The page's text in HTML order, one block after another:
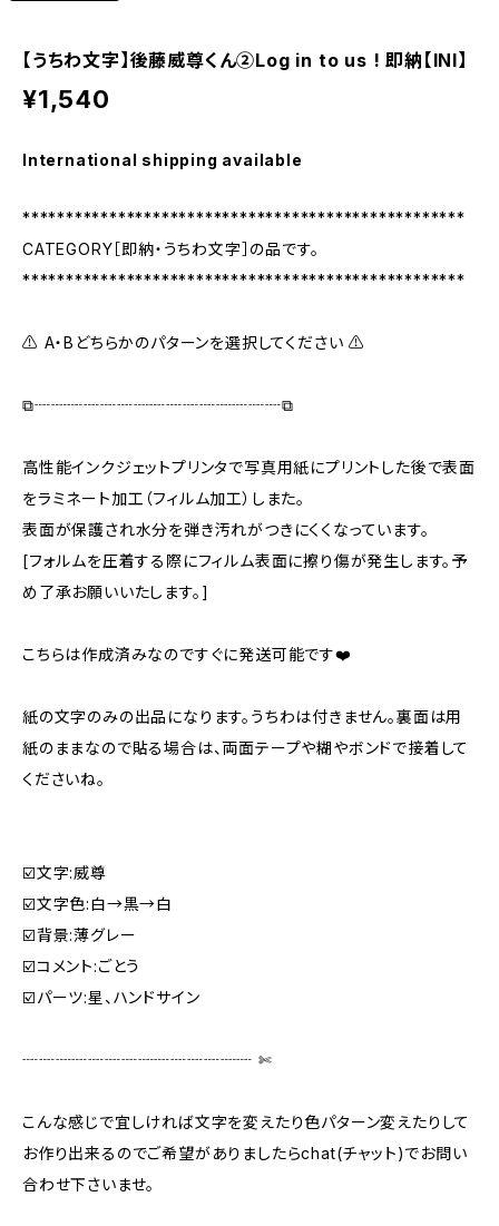
【うちわ文字】後藤威尊くん②Log in to us ! 即納【INI】
¥1,540
International shipping available
***************************************************
CATEGORY［即納・うちわ文字］の品です。
***************************************************
⚠ A・Bどちらかのパターンを選択してください ⚠
⧉┈┈┈┈┈┈┈┈┈┈┈┈┈┈┈⧉
高性能インクジェットプリンタで写真用紙にプリントした後で表面
をラミネート加工（フィルム加工）しまた。
表面が保護され水分を弾き汚れがつきにくくなっています。
[フォルムを圧着する際にフィルム表面に擦り傷が発生します。予
め了承お願いいたします。]
こちらは作成済みなのですぐに発送可能です❤️
紙の文字のみの出品になります。うちわは付きません。裏面は用
紙のままなので貼る場合は、両面テープや糊やボンドで接着して
くださいね。
☑️文字:威尊
☑️文字色:白→黒→白
☑️背景:薄グレー
☑️コメント:ごとう
☑️パーツ:星、ハンドサイン
┈┈┈┈┈┈┈┈┈┈┈┈┈┈ ✄‬
こんな感じで宜しければ文字を変えたり色パターン変えたりして
お作り出来るのでご希望がありましたらchat(チャット)でお問い
合わせ下さいませ。